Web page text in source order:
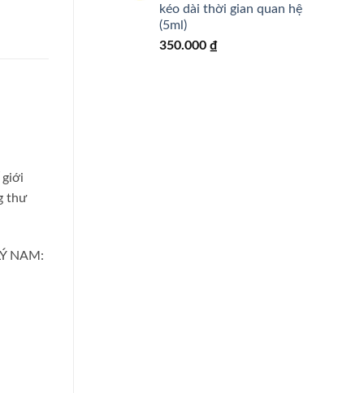
kéo dài thời gian quan hệ
(5ml)
350.000 ₫
giới
thư
NAM: